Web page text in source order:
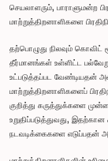
செயலாளரும், பாராளுமன்ற
மாற்றுத்திறனாளிகளை
தற்பொழுது நிலவும் கொவிட்
தீர்மானங்கள் உள்ளிட்ட
உட்படுத்தப்பட வேண்டியதன்
மாற்றுத்திறனாளிகளைப்
குறித்து கருத்துக்களை
உறுதிப்படுத்துவது,
நடவடிக்கைகளை எடுப்பதன்